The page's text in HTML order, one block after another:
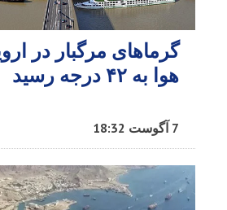
گرماهای مرگبار در
هوا به ۴۲ درجه رسید
7 آگوست 18:32